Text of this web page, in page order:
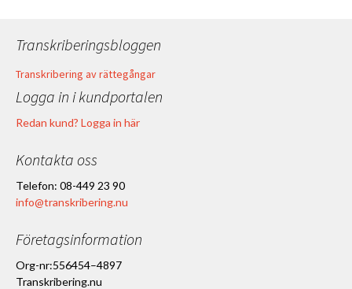
Transkriberingsbloggen
Transkribering av rättegångar
Logga in i kundportalen
Redan kund? Logga in här
Kontakta oss
Telefon: 08-449 23 90
info@transkribering.nu
Företagsinformation
Org-nr:556454–4897
Transkribering.nu